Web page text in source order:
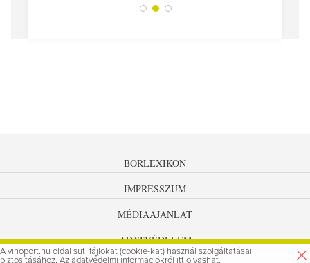
BORLEXIKON
IMPRESSZUM
MÉDIAAJÁNLAT
ADATVÉDELEM
A vinoport.hu oldal süti fájlokat (cookie-kat) használ szolgáltatásai
biztosításához. Az adatvédelmi információkról itt olvashat.